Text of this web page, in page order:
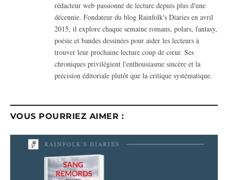
rédacteur web passionné de lecture depuis plus d'une
décennie. Fondateur du blog Rainfolk's Diaries en avril
2015, il explore chaque semaine romans, polars, fantasy,
poésie et bandes dessinées pour aider les lecteurs à
trouver leur prochaine lecture coup de cœur. Ses
chroniques privilégient l'enthousiasme sincère et la
précision éditoriale plutôt que la critique systématique.
VOUS POURRIEZ AIMER :